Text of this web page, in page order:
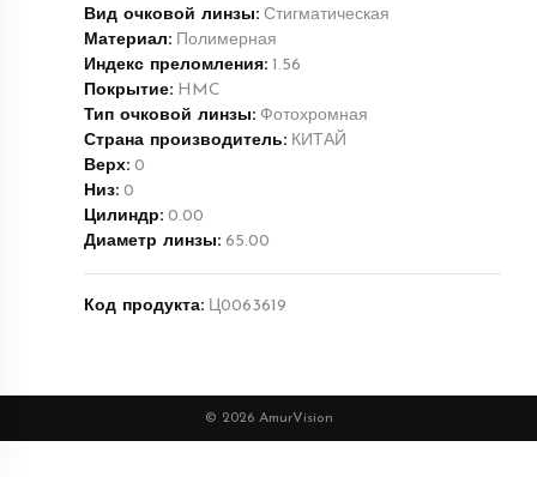
Вид очковой линзы: Стигматическая
Материал: Полимерная
Индекс преломления: 1.56
Покрытие: HMC
Тип очковой линзы: Фотохромная
Страна производитель: КИТАЙ
Верх: 0
Низ: 0
Цилиндр: 0.00
Диаметр линзы: 65.00
Код продукта: Ц0063619
© 2026 AmurVision